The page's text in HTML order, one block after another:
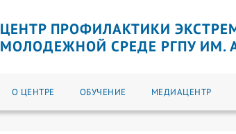
ЦЕНТР ПРОФИЛАКТИКИ
МОЛОДЕЖНОЙ СРЕДЕ РГПУ ИМ.
О ЦЕНТРЕ ОБУЧЕНИЕ МЕДИАЦЕНТР